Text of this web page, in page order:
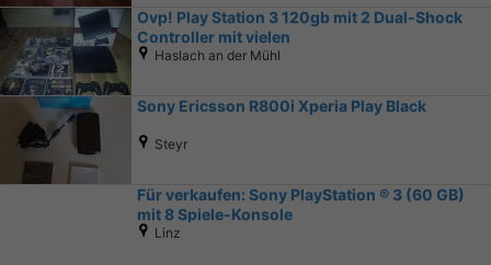
Ovp! Play Station 3 120gb mit 2 Dual-Shock
Controller mit vielen
Haslach an der Mühl
Sony Ericsson R800i Xperia Play Black
Steyr
Für verkaufen: Sony PlayStation ® 3 (60 GB)
mit 8 Spiele-Konsole
Linz